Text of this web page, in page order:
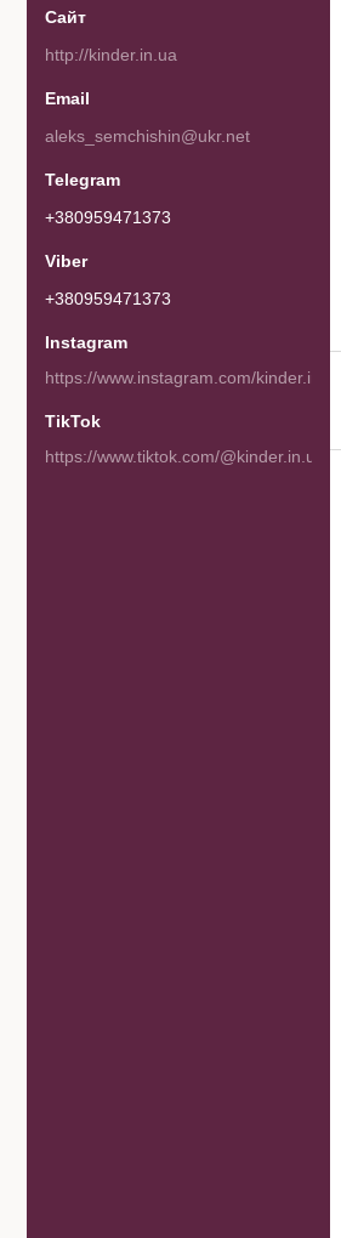
http://kinder.in.ua
aleks_semchishin@ukr.net
+380959471373
+380959471373
Instagram
https://www.instagram.com/kinder.in.ua/
TikTok
https://www.tiktok.com/@kinder.in.ua